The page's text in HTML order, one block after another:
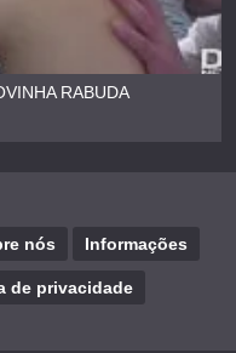
RABUDA
nós Informações
de privacidade